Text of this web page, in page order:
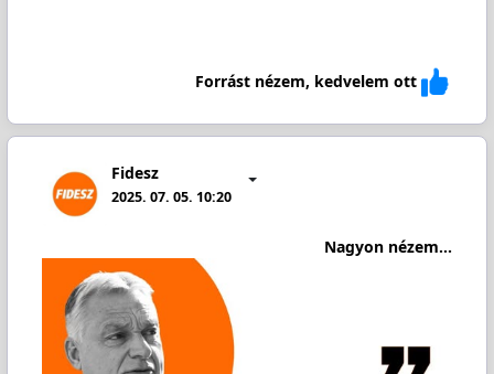
Forrást nézem, kedvelem ott
Fidesz
2025. 07. 05. 10:20
Nagyon nézem...